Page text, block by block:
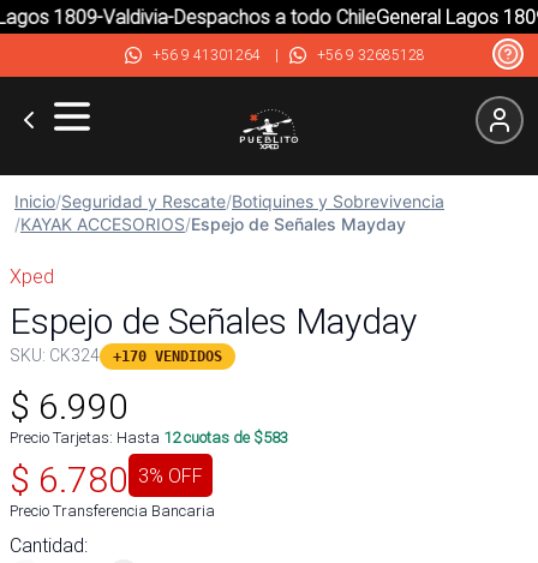
1809-Valdivia-Despachos a todo ChileGeneral Lagos
+56 9 41301264| +56 9 32685128
Inicio/Seguridad y Rescate/Botiquines y Sobrevivencia
/KAYAK ACCESORIOS/Espejo de Señales Mayday
Xped
Espejo de Señales Mayday
SKU: CK324 +170 VENDIDOS
$ 6.990
Precio Tarjetas: Hasta 12cuotas de $583
$ 6.780 3% OFF
Precio Transferencia Bancaria
Cantidad: